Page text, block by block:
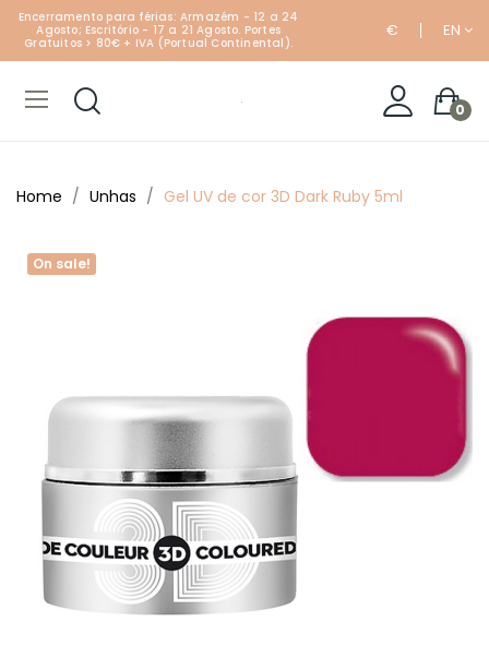
Encerramento para férias: Armazém - 12 a 24
Agosto; Escritório - 17 a 21 Agosto. Portes
Gratuitos > 80€ + IVA (Portual Continental).
€ EN
0
Home Unhas Gel UV de cor 3D Dark Ruby 5ml
On sale!